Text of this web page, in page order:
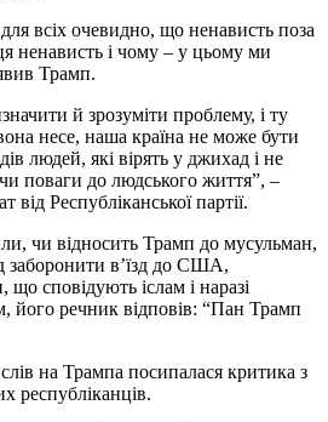
всіх очевидно, що ненависть поза
ненависть і чому – у цьому ми
Трамп.
й зрозуміти проблему, і ту
несе, наша країна не може бути
людей, які вірять у джихад і не
поваги до людського життя”, –
Республіканської партії.
чи відносить Трамп до мусульман,
заборонити в’їзд до США,
сповідують іслам і наразі
його речник відповів: “Пан Трамп
на Трампа посипалася критика з
республіканців.